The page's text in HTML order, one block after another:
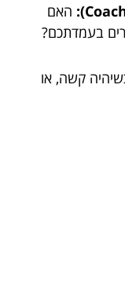
האם
בעמדתכם?
קשה, או